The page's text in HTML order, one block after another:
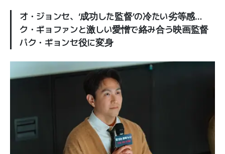
オ・ジョンセ、‘成功した監督’の冷たい劣等感…
ク・ギョファンと激しい愛憎で絡み合う映画監督
パク・ギョンセ役に変身